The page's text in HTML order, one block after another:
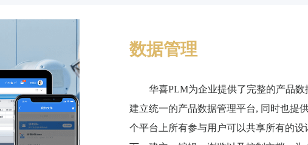
数据管理
华喜PLM为企业提供了完整的产品
建立统一的产品数据管理平台, 同时也提
个平台上所有参与用户可以共享所有的